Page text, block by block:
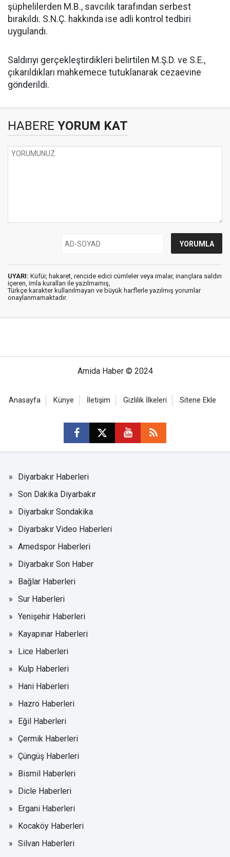
şüphelilerden M.B., savcılık tarafından serbest
bırakıldı. S.N.Ç. hakkında ise adli kontrol tedbiri
uygulandı.
Saldırıyı gerçekleştirdikleri belirtilen M.Ş.D. ve S.E.,
çıkarıldıkları mahkemece tutuklanarak cezaevine
gönderildi.
HABERE YORUM KAT
UYARI: Küfür, hakaret, rencide edici cümleler veya imalar, inançlara saldırı
içeren, imla kuralları ile yazılmamış,
Türkçe karakter kullanılmayan ve büyük harflerle yazılmış yorumlar
onaylanmamaktadır.
Amida Haber © 2024
Anasayfa Künye İletişim Gizlilik İlkeleri Sitene Ekle
Diyarbakır Haberleri
Son Dakika Diyarbakır
Diyarbakır Sondakika
Diyarbakır Video Haberleri
Amedspor Haberleri
Diyarbakır Son Haber
Bağlar Haberleri
Sur Haberleri
Yenişehir Haberleri
Kayapınar Haberleri
Lice Haberleri
Kulp Haberleri
Hani Haberleri
Hazro Haberleri
Eğil Haberleri
Çermik Haberleri
Çüngüş Haberleri
Bismil Haberleri
Dicle Haberleri
Ergani Haberleri
Kocaköy Haberleri
Silvan Haberleri